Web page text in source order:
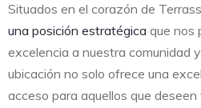
Situados en el corazón de
una posición estratégica que nos
excelencia a nuestra comunidad
ubicación no solo ofrece una
acceso para aquellos que